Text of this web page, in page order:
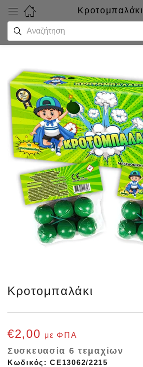
Κροτομπαλάκι
Κροτομπαλάκι
€2,00 με ΦΠΑ
Συσκευασία 6 τεμαχίων
Κωδικός:CE13062/2215